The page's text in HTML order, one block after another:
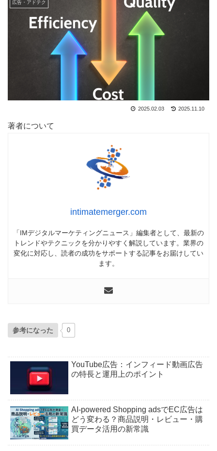
広告・アドテク
2025.02.03 2025.11.10
著者について
intimatemerger.com
「IMデジタルマーケティングニュース」編集者として、最新の
トレンドやテクニックを分かりやすく解説しています。業界の
変化に対応し、読者の成功をサポートする記事をお届けしてい
ます。
参考になった 0
YouTube広告：インフィード動画広告
の特長と運用上のポイント
AI-powered Shopping adsでEC広告は
どう変わる？商品説明・レビュー・購
買データ活用の新常識